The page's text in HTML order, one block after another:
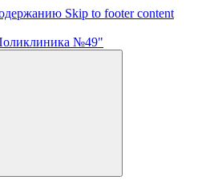
Skip to footer content
№49"